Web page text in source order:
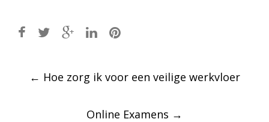
Post
navigation
← Hoe zorg ik voor een veilige werkvloer
Online Examens →